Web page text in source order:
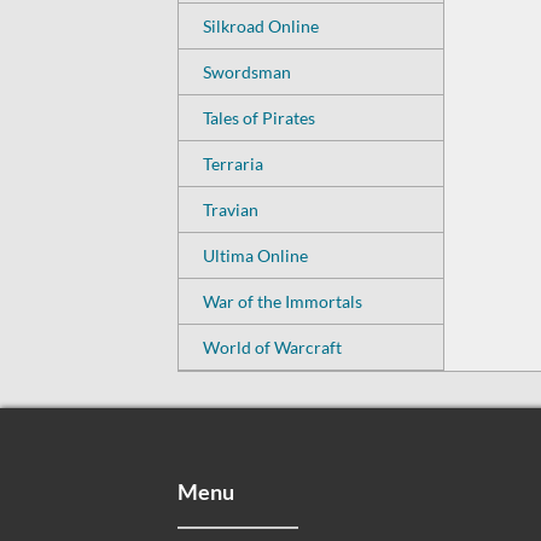
Silkroad Online
Swordsman
Tales of Pirates
Terraria
Travian
Ultima Online
War of the Immortals
World of Warcraft
Menu